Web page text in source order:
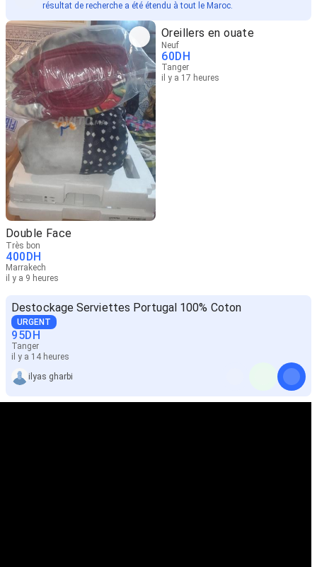
résultat de recherche a été étendu à tout le Maroc.
Double Face
Très bon
400DH
Marrakech
il y a 9 heures
Destockage Serviettes Portugal 100% Coton
URGENT
95DH
Tanger
il y a 14 heures
ilyas gharbi
Oreillers en ouate
Neuf
60DH
Tanger
il y a 17 heures